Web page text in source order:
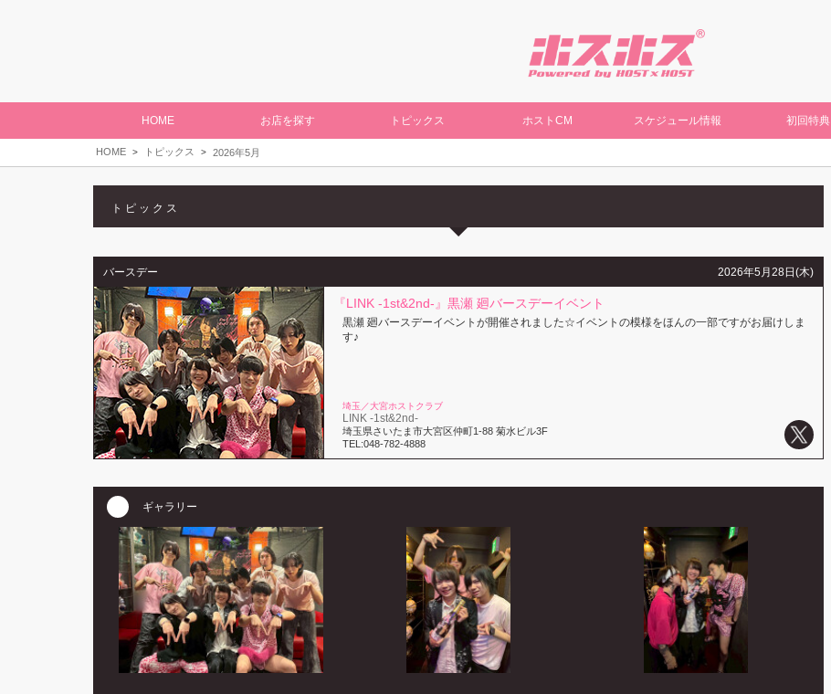
HOME お店を探す トピックス ホストCM スケジュール情報 初回特典
HOME トピックス 2026年5月
トピックス
バースデー 2026年5月28日(木)
『LINK -1st&2nd-』黒瀬 廻バースデーイベント
黒瀬 廻バースデーイベントが開催されました☆イベントの模様をほんの一部ですがお届けしま
す♪
埼玉／大宮ホストクラブ
LINK -1st&2nd-
埼玉県さいたま市大宮区仲町1-88 菊水ビル3F
TEL:048-782-4888
ギャラリー